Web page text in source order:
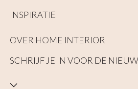
INSPIRATIE
OVER HOME INTERIOR
SCHRIJF JE IN VOOR DE